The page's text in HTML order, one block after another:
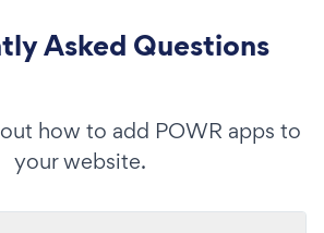
Asked Questions
how to add POWR apps to
your website.